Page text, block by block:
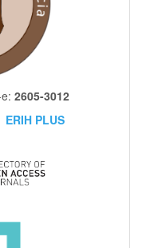
2605-3012
ERIH PLUS